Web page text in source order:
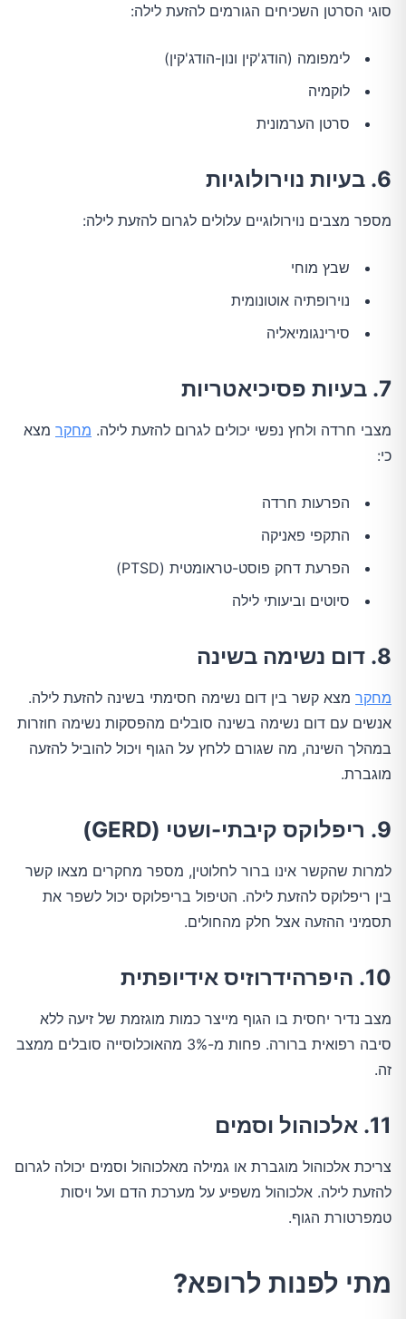
סוגי הסרטן השכיחים הגורמים להזעת לילה:
לימפומה (הודג'קין ונון-הודג'קין)
לוקמיה
סרטן הערמונית
6. בעיות נוירולוגיות
מספר מצבים נוירולוגיים עלולים לגרום להזעת לילה:
שבץ מוחי
נוירופתיה אוטונומית
סירינגומיאליה
7. בעיות פסיכיאטריות
מצבי חרדה ולחץ נפשי יכולים לגרום להזעת לילה. מחקר מצא
כי:
הפרעות חרדה
התקפי פאניקה
הפרעת דחק פוסט-טראומטית (PTSD)
סיוטים וביעותי לילה
8. דום נשימה בשינה
מחקר מצא קשר בין דום נשימה חסימתי בשינה להזעת לילה.
אנשים עם דום נשימה בשינה סובלים מהפסקות נשימה חוזרות
במהלך השינה, מה שגורם ללחץ על הגוף ויכול להוביל להזעה
מוגברת.
9. ריפלוקס קיבתי-ושטי (GERD)
למרות שהקשר אינו ברור לחלוטין, מספר מחקרים מצאו קשר
בין ריפלוקס להזעת לילה. הטיפול בריפלוקס יכול לשפר את
תסמיני ההזעה אצל חלק מהחולים.
10. היפרהידרוזיס אידיופתית
מצב נדיר יחסית בו הגוף מייצר כמות מוגזמת של זיעה ללא
סיבה רפואית ברורה. פחות מ-3% מהאוכלוסייה סובלים ממצב
זה.
11. אלכוהול וסמים
צריכת אלכוהול מוגברת או גמילה מאלכוהול וסמים יכולה לגרום
להזעת לילה. אלכוהול משפיע על מערכת הדם ועל ויסות
טמפרטורת הגוף.
מתי לפנות לרופא?